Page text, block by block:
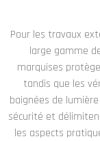
Pour les travaux
large gamme
marquises
tandis que les
baignées de
sécurité et
les aspects